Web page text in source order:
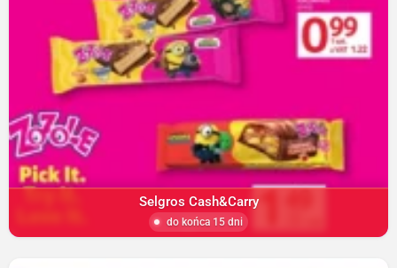
Selgros Cash&Carry
do końca 15 dni